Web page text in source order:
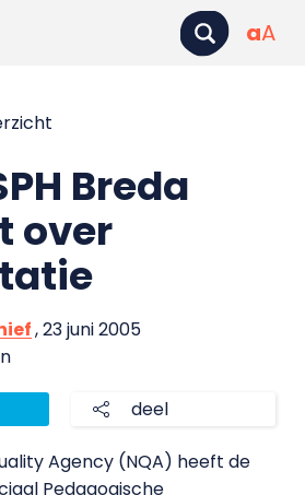
aA
Breda
over
, 23 juni 2005
deel
Agency (NQA) heeft de
Pedagogische